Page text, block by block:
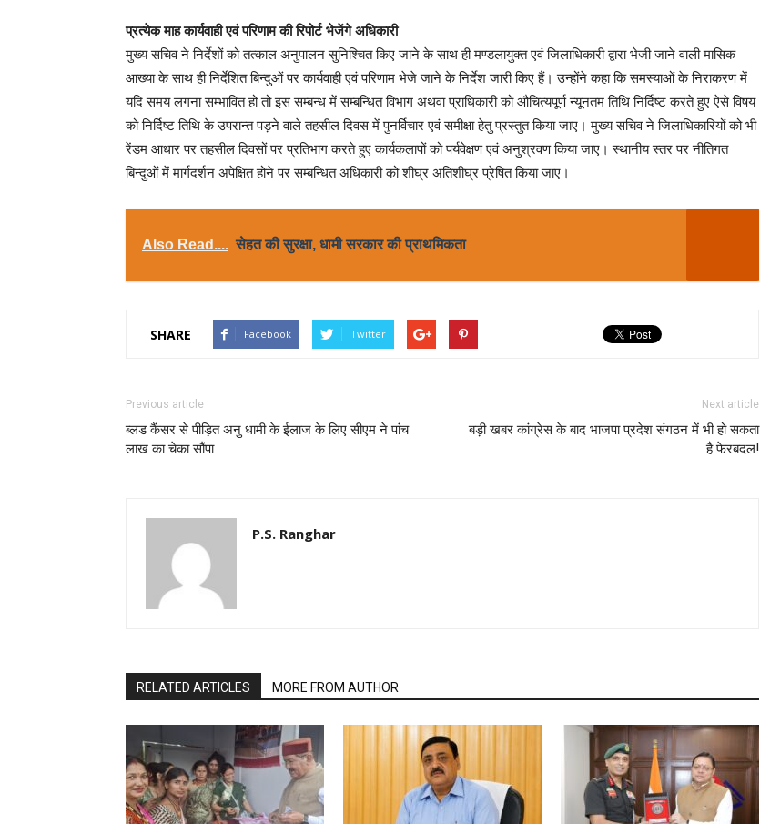
प्रत्येक माह कार्यवाही एवं परिणाम की रिपोर्ट भेजेंगे अधिकारी
मुख्य सचिव ने निर्देशों को तत्काल अनुपालन सुनिश्चित किए जाने के साथ ही मण्डलायुक्त एवं जिलाधिकारी द्वारा भेजी जाने वाली मासिक
आख्या के साथ ही निर्देशित बिन्दुओं पर कार्यवाही एवं परिणाम भेजे जाने के निर्देश जारी किए हैं। उन्होंने कहा कि समस्याओं के निराकरण में
यदि समय लगना सम्भावित हो तो इस सम्बन्ध में सम्बन्धित विभाग अथवा प्राधिकारी को औचित्यपूर्ण न्यूनतम तिथि निर्दिष्ट करते हुए ऐसे विषय
को निर्दिष्ट तिथि के उपरान्त पड़ने वाले तहसील दिवस में पुनर्विचार एवं समीक्षा हेतु प्रस्तुत किया जाए। मुख्य सचिव ने जिलाधिकारियों को भी
रेंडम आधार पर तहसील दिवसों पर प्रतिभाग करते हुए कार्यकलापों को पर्यवेक्षण एवं अनुश्रवण किया जाए। स्थानीय स्तर पर नीतिगत
बिन्दुओं में मार्गदर्शन अपेक्षित होने पर सम्बन्धित अधिकारी को शीघ्र अतिशीघ्र प्रेषित किया जाए।
Also Read.... सेहत की सुरक्षा, धामी सरकार की प्राथमिकता
SHARE Facebook Twitter
Previous article
ब्लड कैंसर से पीड़ित अनु धामी के ईलाज के लिए सीएम ने पांच
लाख का चेका सौंपा
Next article
बड़ी खबर कांग्रेस के बाद भाजपा प्रदेश संगठन में भी हो सकता
है फेरबदल!
P.S. Ranghar
RELATED ARTICLES MORE FROM AUTHOR